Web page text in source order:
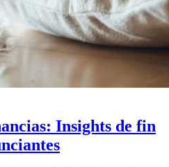
Insights de fin